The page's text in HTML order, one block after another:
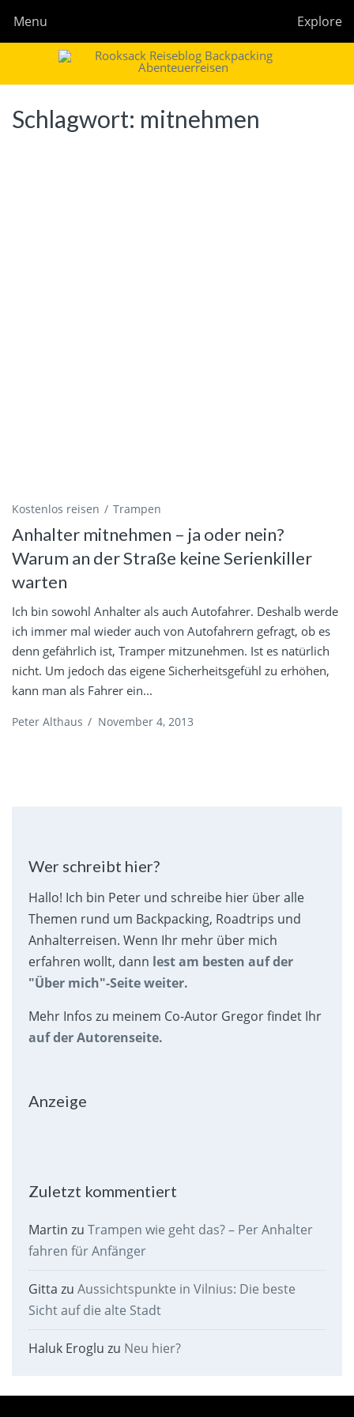
Explore
Menu
Rooksack
Reiseblog für Backpacking in Europa und der Welt
Schlagwort: mitnehmen
Kostenlos reisen Trampen
Anhalter mitnehmen – ja oder nein?
Warum an der Straße keine Serienkiller
warten
Ich bin sowohl Anhalter als auch Autofahrer. Deshalb werde
ich immer mal wieder auch von Autofahrern gefragt, ob es
denn gefährlich ist, Tramper mitzunehmen. Ist es natürlich
nicht. Um jedoch das eigene Sicherheitsgefühl zu erhöhen,
kann man als Fahrer ein...
Peter Althaus / November 4, 2013
Wer schreibt hier?
Hallo! Ich bin Peter und schreibe hier über alle
Themen rund um Backpacking, Roadtrips und
Anhalterreisen. Wenn Ihr mehr über mich
erfahren wollt, dann lest am besten auf der
"Über mich"-Seite weiter.
Mehr Infos zu meinem Co-Autor Gregor findet Ihr
auf der Autorenseite.
Anzeige
Zuletzt kommentiert
Martin zu Trampen wie geht das? – Per Anhalter
fahren für Anfänger
Gitta zu Aussichtspunkte in Vilnius: Die beste
Sicht auf die alte Stadt
Haluk Eroglu zu Neu hier?